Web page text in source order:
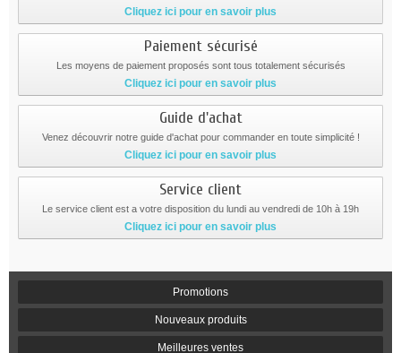
Cliquez ici pour en savoir plus
Paiement sécurisé
Les moyens de paiement proposés sont tous totalement sécurisés
Cliquez ici pour en savoir plus
Guide d'achat
Venez découvrir notre guide d'achat pour commander en toute simplicité !
Cliquez ici pour en savoir plus
Service client
Le service client est a votre disposition du lundi au vendredi de 10h à 19h
Cliquez ici pour en savoir plus
Promotions
Nouveaux produits
Meilleures ventes